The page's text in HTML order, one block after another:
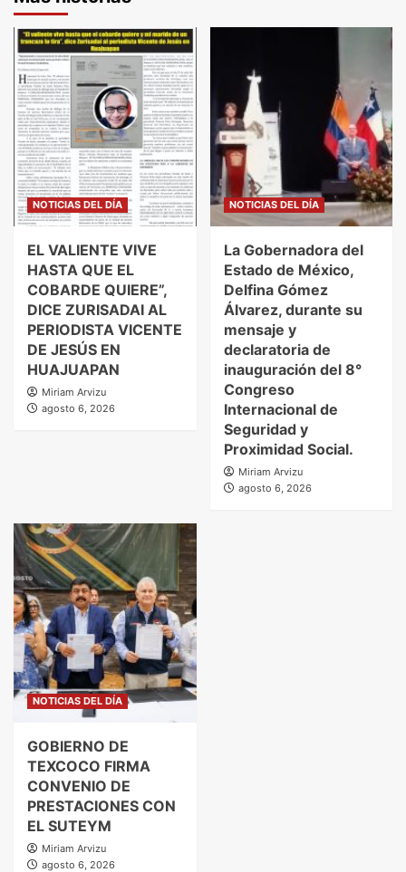
NOTICIAS DEL DÍA
EL VALIENTE VIVE
HASTA QUE EL
COBARDE QUIERE”,
DICE ZURISADAI AL
PERIODISTA VICENTE
DE JESÚS EN
HUAJUAPAN
Miriam Arvizu
agosto 6, 2026
NOTICIAS DEL DÍA
La Gobernadora del
Estado de México,
Delfina Gómez
Álvarez, durante su
mensaje y
declaratoria de
inauguración del 8°
Congreso
Internacional de
Seguridad y
Proximidad Social.
Miriam Arvizu
agosto 6, 2026
NOTICIAS DEL DÍA
GOBIERNO DE
TEXCOCO FIRMA
CONVENIO DE
PRESTACIONES CON
EL SUTEYM
Miriam Arvizu
agosto 6, 2026